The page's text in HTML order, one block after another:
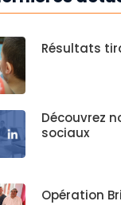
Résultats
Découvrez
sociaux
Opération